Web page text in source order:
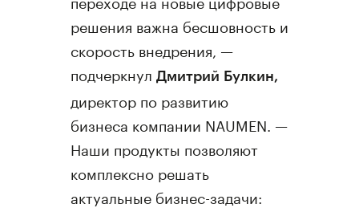
решения важна бесшовность и
скорость внедрения, —
подчеркнул Дмитрий Булкин,
директор по развитию
бизнеса компании NAUMEN. —
Наши продукты позволяют
комплексно решать
актуальные бизнес-задачи: